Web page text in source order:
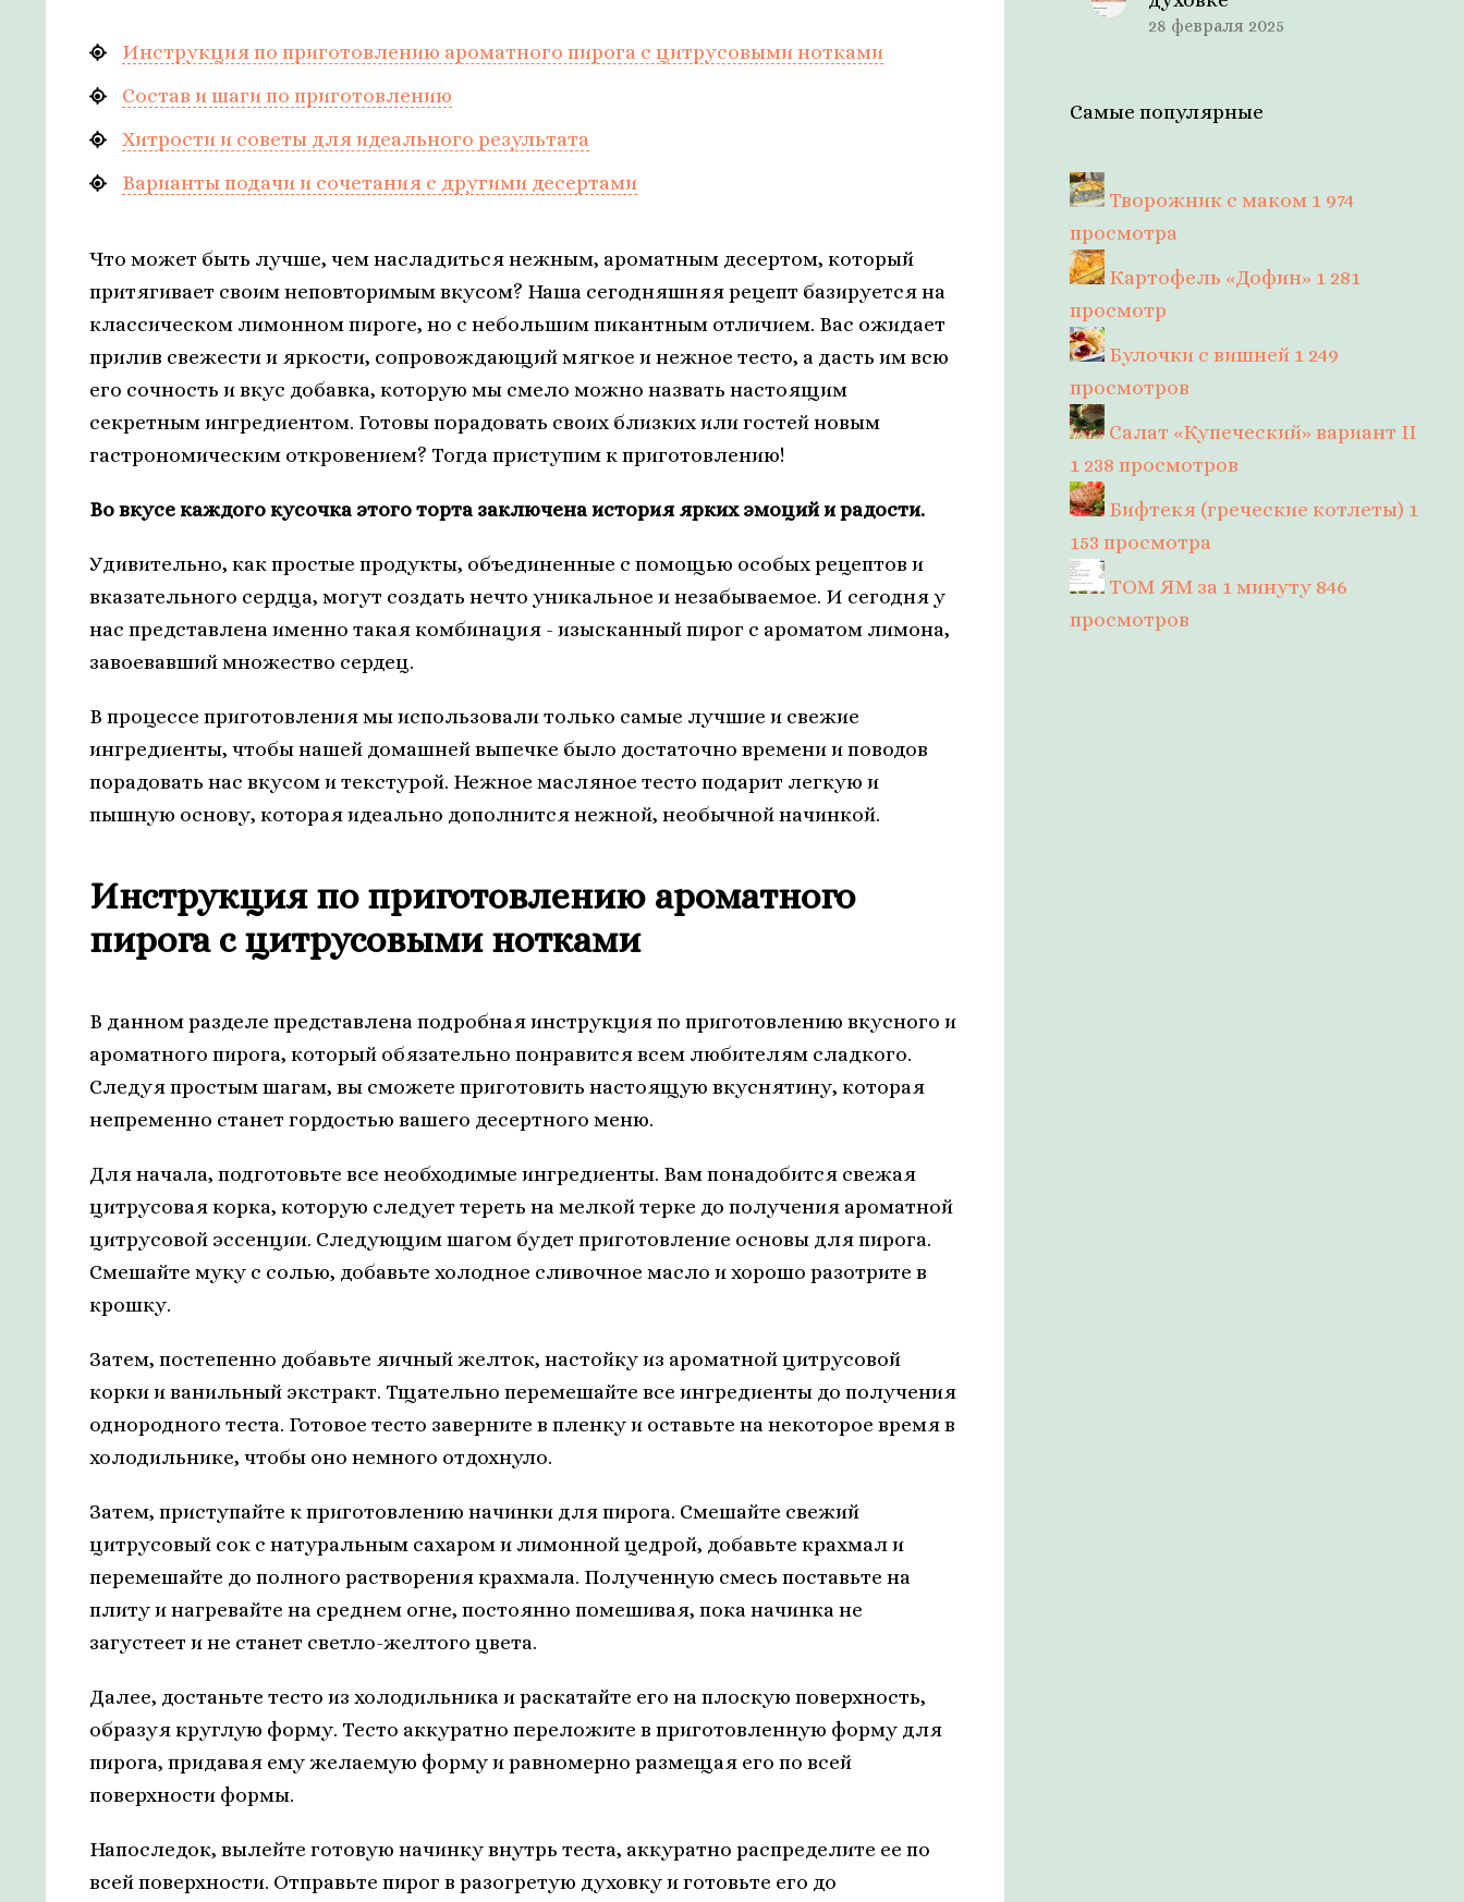
Инструкция по приготовлению ароматного пирога с цитрусовыми нотками
Состав и шаги по приготовлению
Хитрости и советы для идеального результата
Варианты подачи и сочетания с другими десертами
Что может быть лучше, чем насладиться нежным, ароматным десертом, который
притягивает своим неповторимым вкусом? Наша сегодняшняя рецепт базируется на
классическом лимонном пироге, но с небольшим пикантным отличием. Вас ожидает
прилив свежести и яркости, сопровождающий мягкое и нежное тесто, а дасть им всю
его сочность и вкус добавка, которую мы смело можно назвать настоящим
секретным ингредиентом. Готовы порадовать своих близких или гостей новым
гастрономическим откровением? Тогда приступим к приготовлению!
Во вкусе каждого кусочка этого торта заключена история ярких эмоций и радости.
Удивительно, как простые продукты, объединенные с помощью особых рецептов и
вказательного сердца, могут создать нечто уникальное и незабываемое. И сегодня у
нас представлена именно такая комбинация - изысканный пирог с ароматом лимона,
завоевавший множество сердец.
В процессе приготовления мы использовали только самые лучшие и свежие
ингредиенты, чтобы нашей домашней выпечке было достаточно времени и поводов
порадовать нас вкусом и текстурой. Нежное масляное тесто подарит легкую и
пышную основу, которая идеально дополнится нежной, необычной начинкой.
Инструкция по приготовлению ароматного
пирога с цитрусовыми нотками
В данном разделе представлена подробная инструкция по приготовлению вкусного и
ароматного пирога, который обязательно понравится всем любителям сладкого.
Следуя простым шагам, вы сможете приготовить настоящую вкуснятину, которая
непременно станет гордостью вашего десертного меню.
Для начала, подготовьте все необходимые ингредиенты. Вам понадобится свежая
цитрусовая корка, которую следует тереть на мелкой терке до получения ароматной
цитрусовой эссенции. Следующим шагом будет приготовление основы для пирога.
Смешайте муку с солью, добавьте холодное сливочное масло и хорошо разотрите в
крошку.
Затем, постепенно добавьте яичный желток, настойку из ароматной цитрусовой
корки и ванильный экстракт. Тщательно перемешайте все ингредиенты до получения
однородного теста. Готовое тесто заверните в пленку и оставьте на некоторое время в
холодильнике, чтобы оно немного отдохнуло.
Затем, приступайте к приготовлению начинки для пирога. Смешайте свежий
цитрусовый сок с натуральным сахаром и лимонной цедрой, добавьте крахмал и
перемешайте до полного растворения крахмала. Полученную смесь поставьте на
плиту и нагревайте на среднем огне, постоянно помешивая, пока начинка не
загустеет и не станет светло-желтого цвета.
Далее, достаньте тесто из холодильника и раскатайте его на плоскую поверхность,
образуя круглую форму. Тесто аккуратно переложите в приготовленную форму для
пирога, придавая ему желаемую форму и равномерно размещая его по всей
поверхности формы.
Напоследок, вылейте готовую начинку внутрь теста, аккуратно распределите ее по
всей поверхности. Отправьте пирог в разогретую духовку и готовьте его до
28 февраля 2025
Самые популярные
Творожник с маком 1 974
просмотра
Картофель «Дофин» 1 281
просмотр
Булочки с вишней 1 249
просмотров
Салат «Купеческий» вариант II
1 238 просмотров
Бифтекя (греческие котлеты) 1
153 просмотра
ТОМ ЯМ за 1 минуту 846
просмотров